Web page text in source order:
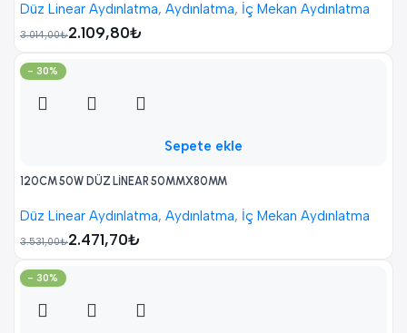
Düz Linear Aydınlatma, Aydınlatma, İç Mekan Aydınlatma
3.014,00₺2.109,80₺
- 30%
Sepete ekle
120CM 50W DÜZ LİNEAR 50MMX80MM
Düz Linear Aydınlatma, Aydınlatma, İç Mekan Aydınlatma
3.531,00₺2.471,70₺
- 30%